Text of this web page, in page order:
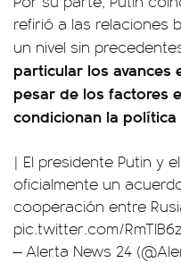
refirió a las relaciones
un nivel sin
particular los avances
pesar de los factores
condicionan la
| El presidente Putin y
oficialmente un
cooperación entre
pic.twitter.com/
— Alerta News 24